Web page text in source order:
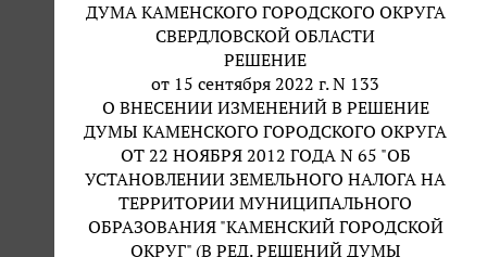
ДУМА КАМЕНСКОГО ГОРОДСКОГО ОКРУГА
СВЕРДЛОВСКОЙ ОБЛАСТИ
РЕШЕНИЕ
от 15 сентября 2022 г. N 133
О ВНЕСЕНИИ ИЗМЕНЕНИЙ В РЕШЕНИЕ
ДУМЫ КАМЕНСКОГО ГОРОДСКОГО ОКРУГА
ОТ 22 НОЯБРЯ 2012 ГОДА N 65 "ОБ
УСТАНОВЛЕНИИ ЗЕМЕЛЬНОГО НАЛОГА НА
ТЕРРИТОРИИ МУНИЦИПАЛЬНОГО
ОБРАЗОВАНИЯ "КАМЕНСКИЙ ГОРОДСКОЙ
ОКРУГ" (В РЕД. РЕШЕНИЙ ДУМЫ